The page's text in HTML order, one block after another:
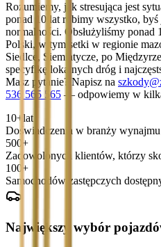
Rozumiemy, jak stresująca jest
ponad 10 lat robimy wszystko,
normalności. Obsłużyliśmy ponad
Polski, w tym setki w regionie
Siedlce, Siemiatycze, po
specyfikę lokalnych dróg i
Masz pytanie? Napisz na
536 565 565 — odpowiemy w
10+ lat
Doświadczenia w branży
500+
Zadowolonych klientów, którzy
100+
Samochodów zastępczych
Największy wybór